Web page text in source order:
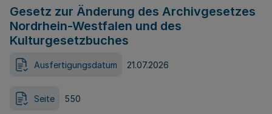
Gesetz zur Änderung des Archivgesetzes
Nordrhein-Westfalen und des
Kulturgesetzbuches
Ausfertigungsdatum 21.07.2026
Seite 550